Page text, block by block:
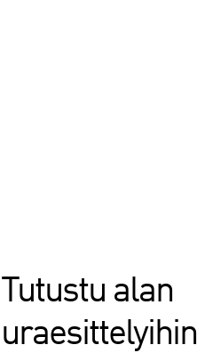
Tutustu alan
uraesittelyihin